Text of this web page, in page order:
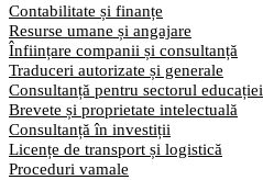
Contabilitate și finanțe
Resurse umane și angajare
Înființare companii și consultanță
Traduceri autorizate și generale
Consultanță pentru sectorul educației
Brevete și proprietate intelectuală
Consultanță în investiții
Licențe de transport și logistică
Proceduri vamale